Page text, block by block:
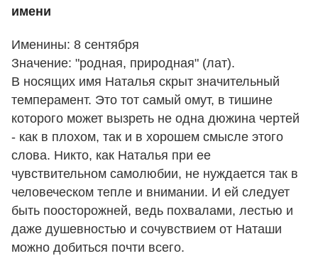
имени
Именины: 8 сентября
Значение: "родная, природная" (лат).
В носящих имя Наталья скрыт значительный
темперамент. Это тот самый омут, в тишине
которого может вызреть не одна дюжина чертей
- как в плохом, так и в хорошем смысле этого
слова. Никто, как Наталья при ее
чувствительном самолюбии, не нуждается так в
человеческом тепле и внимании. И ей следует
быть поосторожней, ведь похвалами, лестью и
даже душевностью и сочувствием от Наташи
можно добиться почти всего.